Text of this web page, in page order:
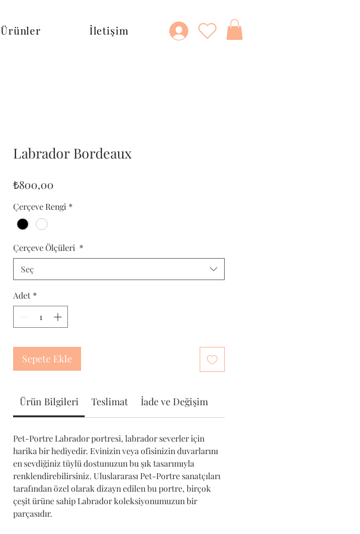
Ürünler İletişim
Labrador Bordeaux
₺800,00
Çerçeve Rengi *
Çerçeve Ölçüleri *
Seç
Adet *
Sepete Ekle
Ürün Bilgileri Teslimat İade ve Değişim
Pet-Portre Labrador portresi, labrador severler için
harika bir hediyedir. Evinizin veya ofisinizin duvarlarını
en sevdiğiniz tüylü dostunuzun bu şık tasarımıyla
renklendirebilirsiniz. Uluslararası Pet-Portre sanatçıları
tarafından özel olarak dizayn edilen bu portre, birçok
çeşit ürüne sahip Labrador koleksiyonumuzun bir
parçasıdır.